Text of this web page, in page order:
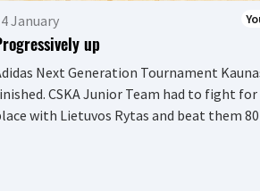
January
up
Next Generation Tournament
CSKA Junior Team had to fight
with Lietuvos Rytas and beat them